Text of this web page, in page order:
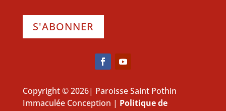
S'ABONNER
Copyright © 2026| Paroisse Saint Pothin
Immaculée Conception | Politique de